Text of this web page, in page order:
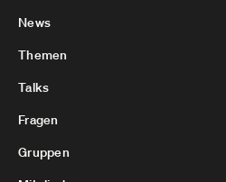
News
Themen
Talks
Fragen
Gruppen